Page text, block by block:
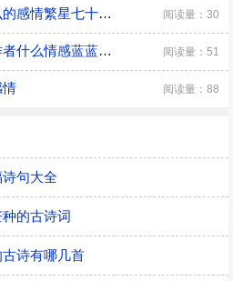
繁星七十二表达了作者什么的感情繁星七十二歌颂了什么 阅读量：30
蓝蓝的天上白云飘表达了作者什么情感蓝蓝的天上白云飘表达了 阅读量：51
情 阅读量：88
句大全
的古诗词
诗有哪几首